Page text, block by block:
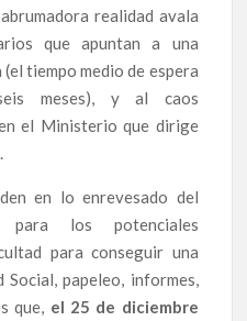
realidad avala
que apuntan a una
tiempo medio de espera
meses), y al caos
el Ministerio que dirige
en lo enrevesado del
los potenciales
para conseguir una
papeleo, informes,
que, el 25 de diciembre